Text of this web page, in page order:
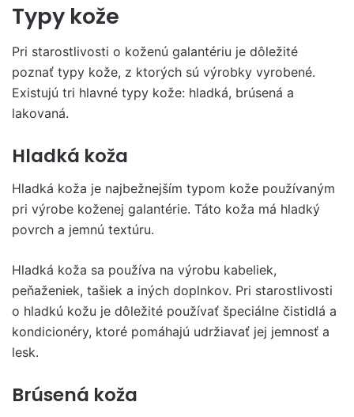
Typy kože
Pri starostlivosti o koženú galantériu je dôležité
poznať typy kože, z ktorých sú výrobky vyrobené.
Existujú tri hlavné typy kože: hladká, brúsená a
lakovaná.
Hladká koža
Hladká koža je najbežnejším typom kože používaným
pri výrobe koženej galantérie. Táto koža má hladký
povrch a jemnú textúru.
Hladká koža sa používa na výrobu kabeliek,
peňaženiek, tašiek a iných doplnkov. Pri starostlivosti
o hladkú kožu je dôležité používať špeciálne čistidlá a
kondicionéry, ktoré pomáhajú udržiavať jej jemnosť a
lesk.
Brúsená koža